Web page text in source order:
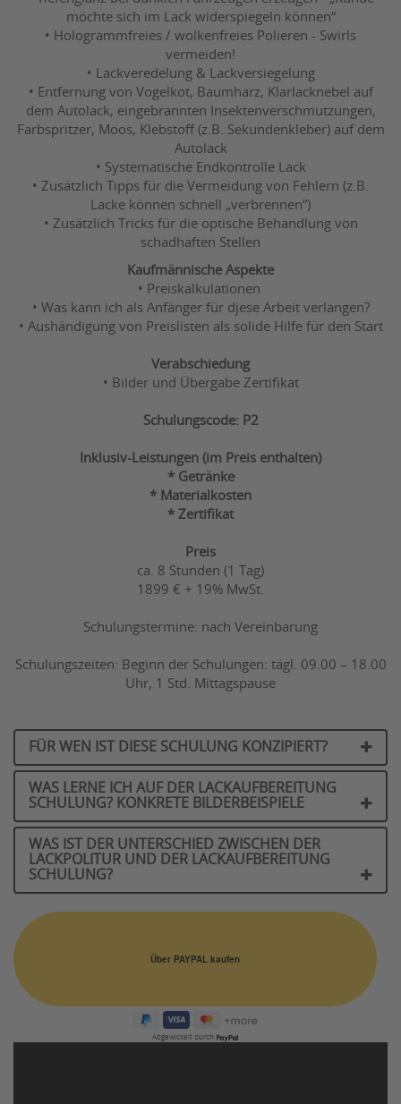
möchte sich im Lack widerspiegeln können“
• Hologrammfreies / wolkenfreies Polieren - Swirls
vermeiden!
• Lackveredelung & Lackversiegelung
• Entfernung von Vogelkot, Baumharz, Klarlacknebel auf
dem Autolack, eingebrannten Insektenverschmutzungen,
Farbspritzer, Moos, Klebstoff (z.B. Sekundenkleber) auf dem
Autolack
• Systematische Endkontrolle Lack
• Zusätzlich Tipps für die Vermeidung von Fehlern (z.B.
Lacke können schnell „verbrennen“)
• Zusätzlich Tricks für die optische Behandlung von
schadhaften Stellen
Kaufmännische Aspekte
• Preiskalkulationen
• Was kann ich als Anfänger für djese Arbeit verlangen?
• Aushändigung von Preislisten als solide Hilfe für den Start
Verabschiedung
• Bilder und Übergabe Zertifikat
Schulungscode: P2
Inklusiv-Leistungen (im Preis enthalten)
* Getränke
* Materialkosten
* Zertifikat
Preis
ca. 8 Stunden (1 Tag)
1899 € + 19% MwSt.
Schulungstermine: nach Vereinbarung
Schulungszeiten: Beginn der Schulungen: tägl. 09.00 – 18.00
Uhr, 1 Std. Mittagspause
FÜR WEN IST DIESE SCHULUNG KONZIPIERT?
WAS LERNE ICH AUF DER LACKAUFBEREITUNG
SCHULUNG? KONKRETE BILDERBEISPIELE
WAS IST DER UNTERSCHIED ZWISCHEN DER
LACKPOLITUR UND DER LACKAUFBEREITUNG
SCHULUNG?
Abgewickelt durch